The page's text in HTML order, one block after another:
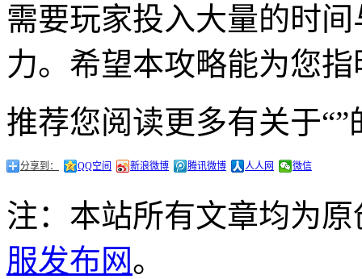
需要玩家投入大量的时
力。希望本攻略能为您
推荐您阅读更多有关于“”
分享到： QQ空间 新浪微博 腾讯微博 人人网 微信
注：本站所有文章均为
服发布网。